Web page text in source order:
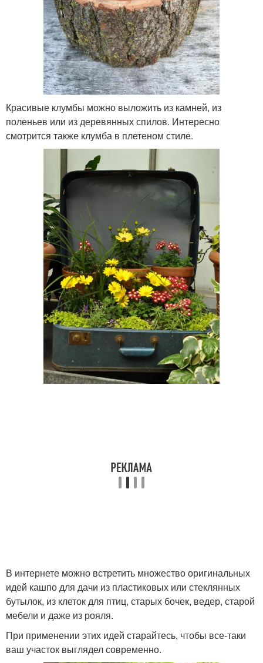
Красивые клумбы можно выложить из камней, из
поленьев или из деревянных спилов. Интересно
смотрится также клумба в плетеном стиле.
В интернете можно встретить множество оригинальных
идей кашпо для дачи из пластиковых или стеклянных
бутылок, из клеток для птиц, старых бочек, ведер, старой
мебели и даже из рояля.
При применении этих идей старайтесь, чтобы все-таки
ваш участок выглядел современно.